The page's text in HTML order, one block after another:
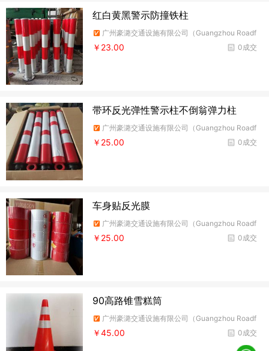
红白黄黑警示防撞铁柱
广州豪潞交通设施有限公司（Guangzhou Roadf
ire Traffic Facilities Co.,Ltd）
0成交
￥23.00
带环反光弹性警示柱不倒翁弹力柱
广州豪潞交通设施有限公司（Guangzhou Roadf
ire Traffic Facilities Co.,Ltd）
0成交
￥25.00
车身贴反光膜
广州豪潞交通设施有限公司（Guangzhou Roadf
ire Traffic Facilities Co.,Ltd）
0成交
￥25.00
90高路锥雪糕筒
广州豪潞交通设施有限公司（Guangzhou Roadf
ire Traffic Facilities Co.,Ltd）
0成交
￥45.00